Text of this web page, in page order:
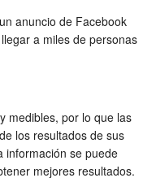
anuncio de Facebook
a miles de personas
medibles, por lo que las
los resultados de sus
información se puede
mejores resultados.